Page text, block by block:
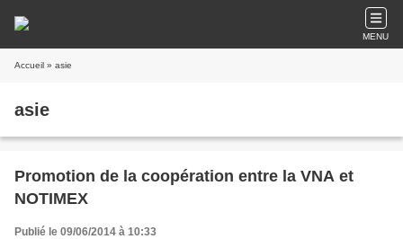
MENU
Accueil » asie
asie
Promotion de la coopération entre la VNA et
NOTIMEX
Publié le 09/06/2014 à 10:33